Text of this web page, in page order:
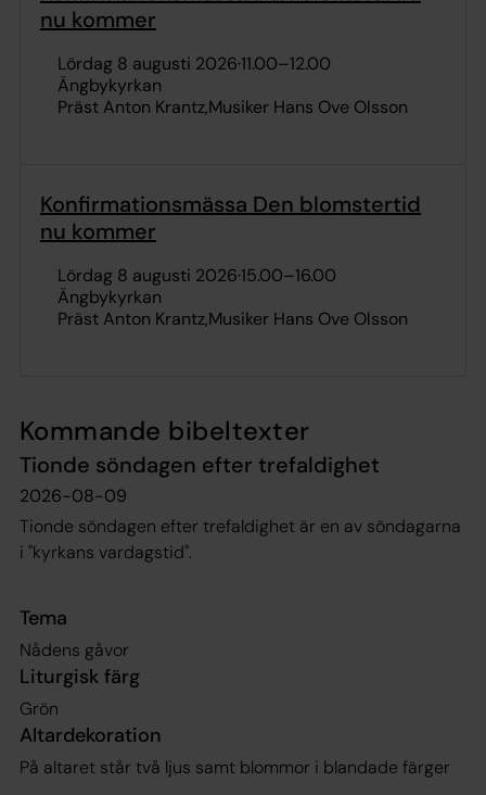
nu kommer
lördag 8 augusti 2026·11.00–12.00
Ängbykyrkan
Präst Anton KrantzMusiker Hans Ove Olsson
Konfirmationsmässa Den blomstertid
nu kommer
lördag 8 augusti 2026·15.00–16.00
Ängbykyrkan
Präst Anton KrantzMusiker Hans Ove Olsson
Kommande bibeltexter
Tionde söndagen efter trefaldighet
2026-08-09
Tionde söndagen efter trefaldighet är en av söndagarna
i "kyrkans vardagstid".
Tema
Nådens gåvor
Liturgisk färg
Grön
Altardekoration
På altaret står två ljus samt blommor i blandade färger